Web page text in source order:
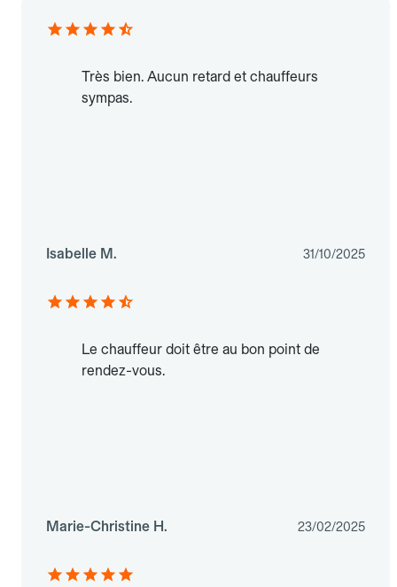
Très bien. Aucun retard et chauffeurs
sympas.
Isabelle M. 31/10/2025
Le chauffeur doit être au bon point de
rendez-vous.
Marie-Christine H. 23/02/2025